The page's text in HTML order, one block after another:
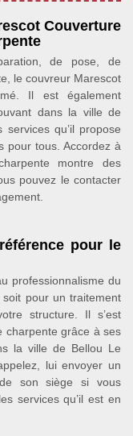
Couverture
de pose, de
le couvreur Marescot
Il est également
dans la ville de
qu’il propose
pour tous. Accordez à
montre des
pouvez le contacter
pour le
professionnalisme du
pour un traitement
structure. Il s’est
charpente grâce à ses
la ville de Bellou Le
lui envoyer un
son siège si vous
services qu’il est en